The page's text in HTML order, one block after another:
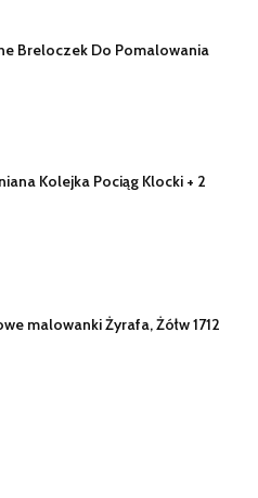
Breloczek Do Pomalowania
Kolejka Pociąg Klocki + 2
malowanki Żyrafa, Żółw 1712